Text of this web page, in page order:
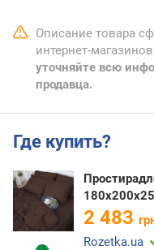
Описание товара
интернет-
уточняйте всю
продавца.
Где купить?
180х200х25
2 483
Rozetka.ua